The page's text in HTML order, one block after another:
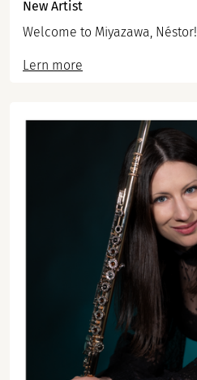
New Artist
Welcome to Miyazawa, Néstor!
Lern more